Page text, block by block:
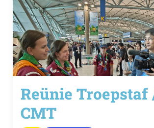
Reünie Troepstaf
CMT